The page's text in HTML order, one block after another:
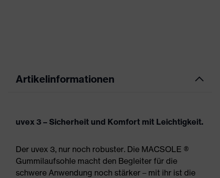
Artikelinformationen
uvex 3 – Sicherheit und Komfort mit Leichtigkeit.
Der uvex 3, nur noch robuster. Die MACSOLE ®
Gummilaufsohle macht den Begleiter für die
schwere Anwendung noch stärker – mit ihr ist die